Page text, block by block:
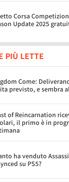
Corsa
Update 2025
PIÙ LETTE
Come:
previsto, e sembra
of Reincarnation
il primo è in
ha venduto
su PS5?